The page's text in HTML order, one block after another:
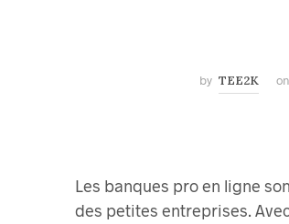
by TEE2K on
Les banques pro en ligne
des petites entreprises.